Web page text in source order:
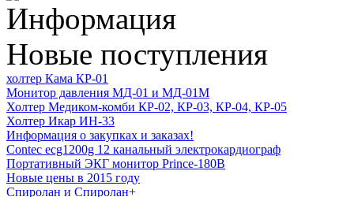
Информация
Новые поступления
холтер Кама КР-01
Монитор давления МД-01 и МД-01М
Холтер Медиком-комби КР-02, КР-03, КР-04, КР-05
Холтер Икар ИН-33
Информация о закупках и заказах!
Contec ecg1200g 12 канальный электрокардиограф
Портативный ЭКГ монитор Prince-180B
Новые цены в 2015 году
Спиролан и Спиролан+